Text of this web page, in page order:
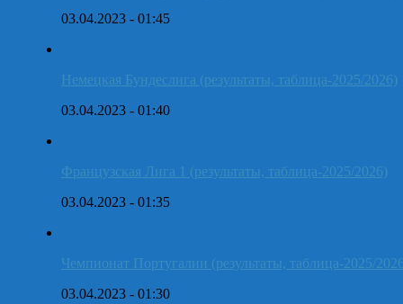
03.04.2023 - 01:45
Немецкая Бундеслига (результаты, таблица-2025/2026)
03.04.2023 - 01:40
Французская Лига 1 (результаты, таблица-2025/2026)
03.04.2023 - 01:35
Чемпионат Португалии (результаты, таблица-2025/
03.04.2023 - 01:30